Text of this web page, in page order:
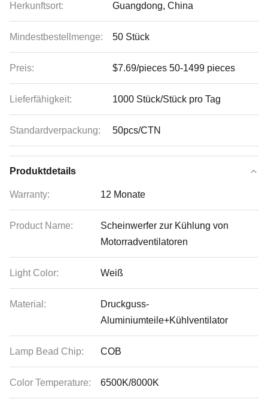
Herkunftsort: Guangdong, China
Mindestbestellmenge: 50 Stück
Preis: $7.69/pieces 50-1499 pieces
Lieferfähigkeit: 1000 Stück/Stück pro Tag
Standardverpackung: 50pcs/CTN
Produktdetails
Warranty: 12 Monate
Product Name:
Scheinwerfer zur Kühlung von
Motorradventilatoren
Light Color: Weiß
Material:
Druckguss-
Aluminiumteile+Kühlventilator
Lamp Bead Chip: COB
Color Temperature: 6500K/8000K